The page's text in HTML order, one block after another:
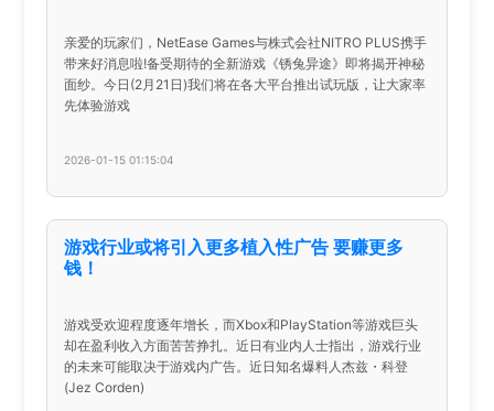
亲爱的玩家们，NetEase Games与株式会社NITRO PLUS携手
带来好消息啦!备受期待的全新游戏《锈兔异途》即将揭开神秘
面纱。今日(2月21日)我们将在各大平台推出试玩版，让大家率
先体验游戏
2026-01-15 01:15:04
游戏行业或将引入更多植入性广告 要赚更多
钱！
游戏受欢迎程度逐年增长，而Xbox和PlayStation等游戏巨头
却在盈利收入方面苦苦挣扎。近日有业内人士指出，游戏行业
的未来可能取决于游戏内广告。近日知名爆料人杰兹・科登
(Jez Corden)